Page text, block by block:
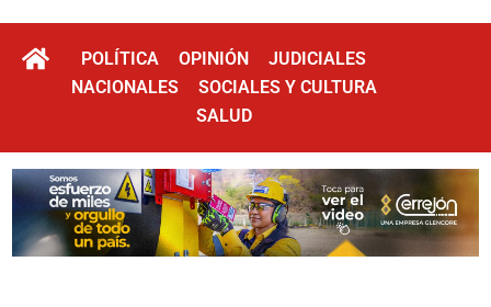
POLÍTICA OPINIÓN
JUDICIALES
NACIONALES
SOCIALES Y CULTURA
SALUD